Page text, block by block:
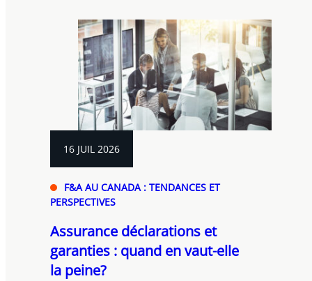
16 JUIL 2026
F&A AU CANADA : TENDANCES ET
PERSPECTIVES
Assurance déclarations et
garanties : quand en vaut-elle
la peine?